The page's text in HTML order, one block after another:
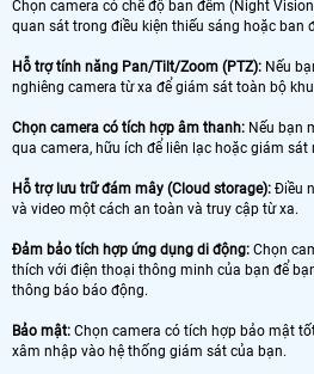
Chọn camera có chế độ ban đêm (Night
quan sát trong điều kiện thiếu sáng hoặc ban
Hỗ trợ tính năng Pan/Tilt/Zoom (PTZ): Nếu
nghiêng camera từ xa để giám sát toàn bộ
Chọn camera có tích hợp âm thanh: Nếu bạn
qua camera, hữu ích để liên lạc hoặc giám sát
Hỗ trợ lưu trữ đám mây (Cloud storage): Điều
và video một cách an toàn và truy cập từ xa.
Đảm bảo tích hợp ứng dụng di động: Chọn
thích với điện thoại thông minh của bạn để
thông báo báo động.
Bảo mật: Chọn camera có tích hợp bảo mật
xâm nhập vào hệ thống giám sát của bạn.